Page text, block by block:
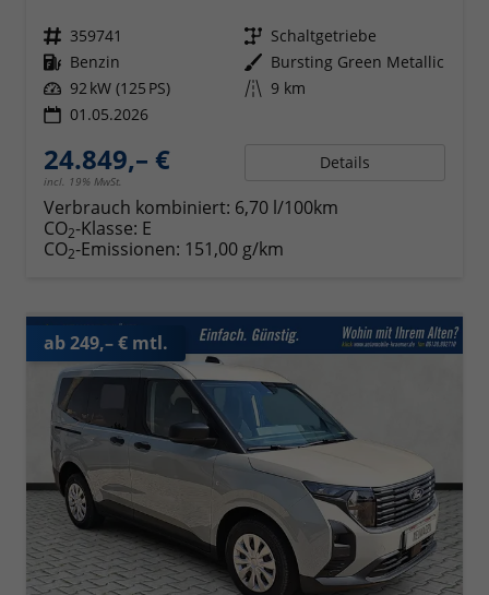
Fahrzeugnr. 359741 Getriebe Schaltgetriebe
Kraftstoff Benzin Außenfarbe Bursting Green Metallic
Leistung 92 kW (125 PS) Kilometerstand 9 km
01.05.2026
24.849,– €
incl. 19% MwSt.
Details
Verbrauch kombiniert: 6,70 l/100km
CO2-Klasse: E
CO2-Emissionen: 151,00 g/km
ab 249,– € mtl.